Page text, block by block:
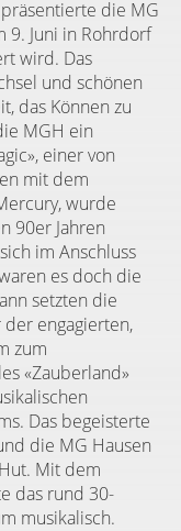
die MG
9. Juni in Rohrdorf
wird. Das
und schönen
das Können zu
MGH ein
einer von
mit dem
wurde
90er Jahren
im Anschluss
es doch die
setzten die
engagierten,
zum
«Zauberland»
Das begeisterte
die MG Hausen
Mit dem
das rund 30-
musikalisch.